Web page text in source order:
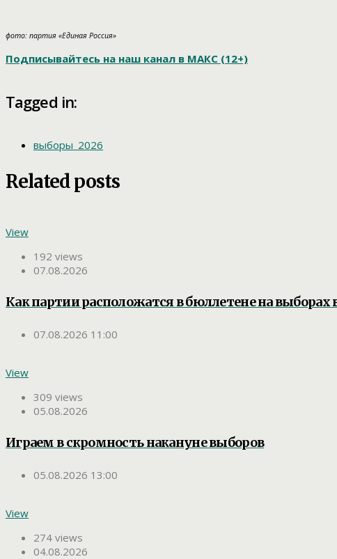
фото: партия «Единая Россия»
Подписывайтесь на наш канал в МАКС (12+)
Tagged in:
выборы_2026
Related posts
View
192 views
07.08.2026
Как партии расположатся в бюллетене на
07.08.2026 11:00
View
309 views
05.08.2026
Играем в скромность накануне выборов
05.08.2026 13:00
View
274 views
04.08.2026